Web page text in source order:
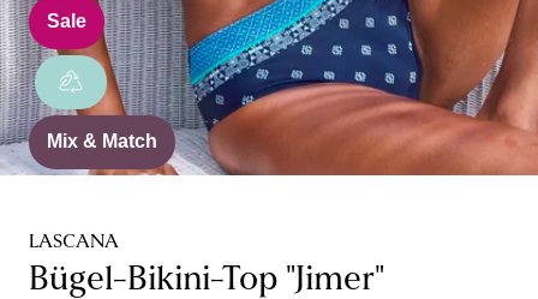
Sale
Mix & Match
LASCANA
Bügel-Bikini-Top "Jimer"